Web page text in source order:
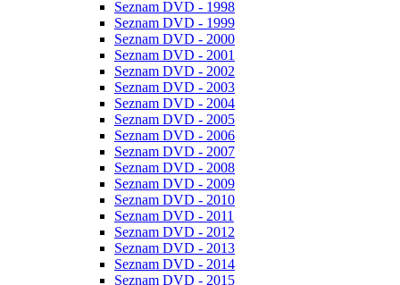
Seznam DVD - 1998
Seznam DVD - 1999
Seznam DVD - 2000
Seznam DVD - 2001
Seznam DVD - 2002
Seznam DVD - 2003
Seznam DVD - 2004
Seznam DVD - 2005
Seznam DVD - 2006
Seznam DVD - 2007
Seznam DVD - 2008
Seznam DVD - 2009
Seznam DVD - 2010
Seznam DVD - 2011
Seznam DVD - 2012
Seznam DVD - 2013
Seznam DVD - 2014
Seznam DVD - 2015